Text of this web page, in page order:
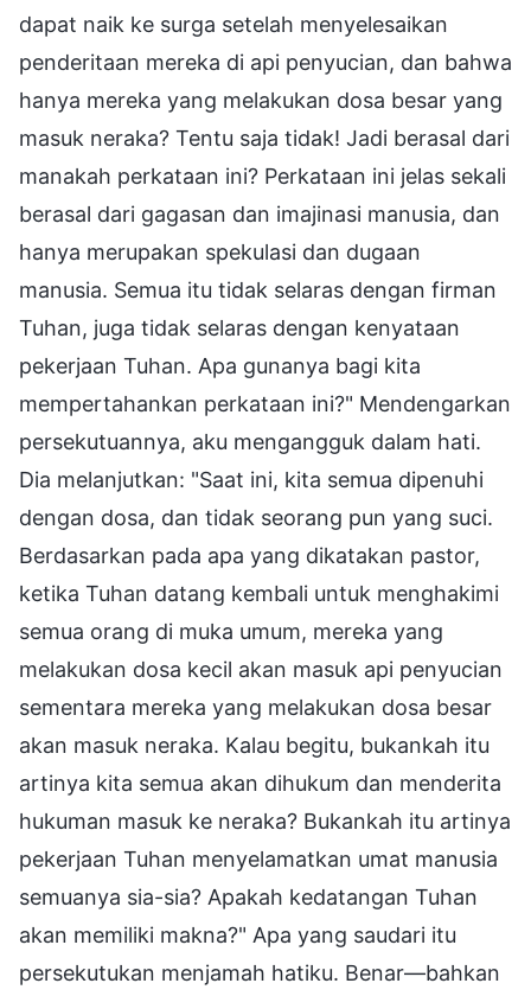
dapat naik ke surga setelah menyelesaikan
penderitaan mereka di api penyucian, dan bahwa
hanya mereka yang melakukan dosa besar yang
masuk neraka? Tentu saja tidak! Jadi berasal dari
manakah perkataan ini? Perkataan ini jelas sekali
berasal dari gagasan dan imajinasi manusia, dan
hanya merupakan spekulasi dan dugaan
manusia. Semua itu tidak selaras dengan firman
Tuhan, juga tidak selaras dengan kenyataan
pekerjaan Tuhan. Apa gunanya bagi kita
mempertahankan perkataan ini?" Mendengarkan
persekutuannya, aku mengangguk dalam hati.
Dia melanjutkan: "Saat ini, kita semua dipenuhi
dengan dosa, dan tidak seorang pun yang suci.
Berdasarkan pada apa yang dikatakan pastor,
ketika Tuhan datang kembali untuk menghakimi
semua orang di muka umum, mereka yang
melakukan dosa kecil akan masuk api penyucian
sementara mereka yang melakukan dosa besar
akan masuk neraka. Kalau begitu, bukankah itu
artinya kita semua akan dihukum dan menderita
hukuman masuk ke neraka? Bukankah itu artinya
pekerjaan Tuhan menyelamatkan umat manusia
semuanya sia-sia? Apakah kedatangan Tuhan
akan memiliki makna?" Apa yang saudari itu
persekutukan menjamah hatiku. Benar—bahkan